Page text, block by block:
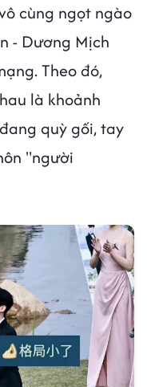
cùng ngọt ngào
- Dương Mịch
Theo đó,
là khoảnh
quỳ gối, tay
"người